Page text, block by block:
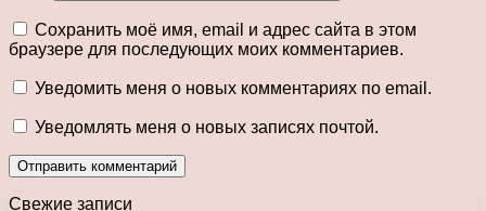
Сохранить моё имя, email и адрес сайта в этом
браузере для последующих моих комментариев.
Уведомить меня о новых комментариях по email.
Уведомлять меня о новых записях почтой.
Свежие записи